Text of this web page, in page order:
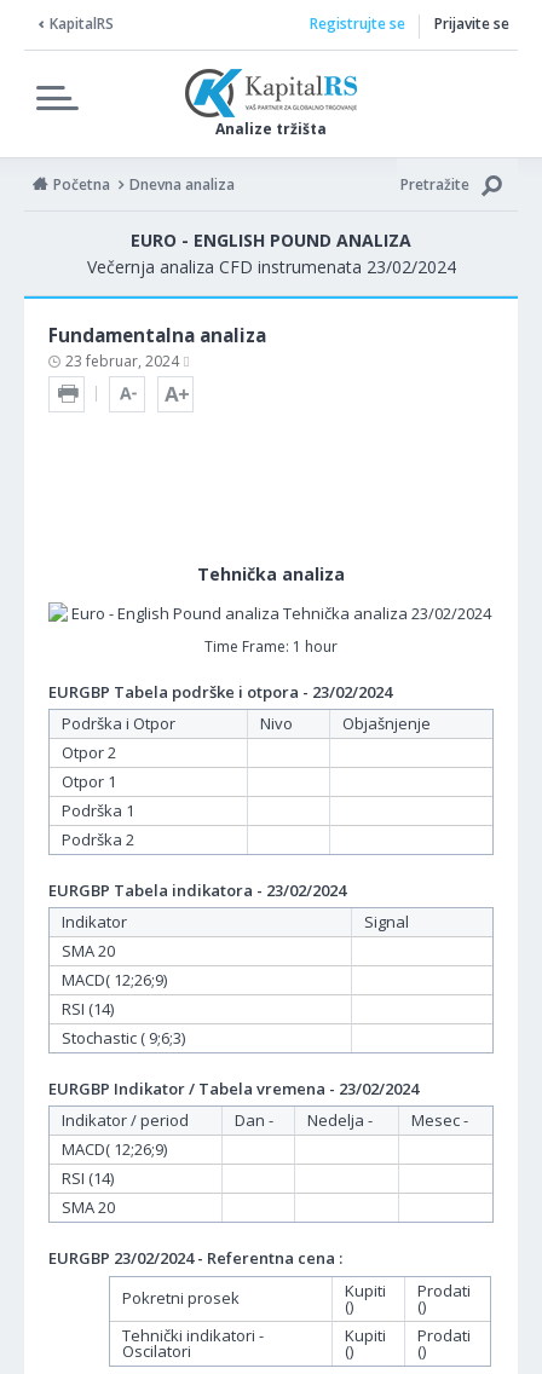
KapitalRS
Analize tržišta
Registrujte se Prijavite se
Početna Dnevna analiza Pretražite
EURO - ENGLISH POUND ANALIZA
Večernja analiza CFD instrumenata 23/02/2024
Fundamentalna analiza
23 februar, 2024
Tehnička analiza
Time Frame: 1 hour
EURGBP Tabela podrške i otpora - 23/02/2024
Podrška i Otpor
Nivo
Objašnjenje
Otpor 2
Otpor 1
Podrška 1
Podrška 2
EURGBP Tabela indikatora - 23/02/2024
Indikator
Signal
SMA 20
MACD( 12;26;9)
RSI (14)
Stochastic ( 9;6;3)
EURGBP Indikator / Tabela vremena - 23/02/2024
Indikator / period
Dan - Nedelja -
Mesec -
MACD( 12;26;9)
RSI (14)
SMA 20
EURGBP 23/02/2024 - Referentna cena :
Pokretni prosek
Kupiti
()
Prodati
()
Tehnički indikatori -
Oscilatori
Kupiti
()
Prodati
()